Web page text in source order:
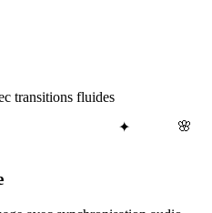
🌸
✦
transitions fluides